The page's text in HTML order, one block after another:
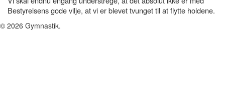
Bestyrelsens gode vilje, at vi er blevet tvunget til at flytte holdene.
© 2026 Gymnastik.